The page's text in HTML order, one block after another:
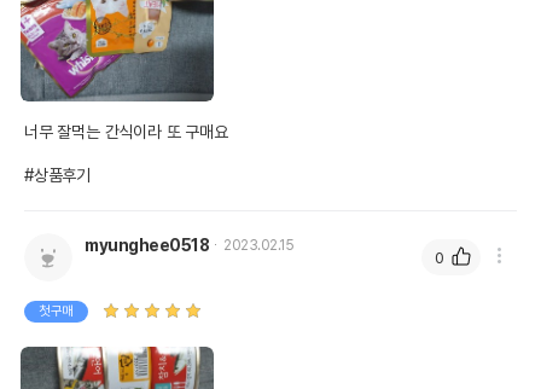
너무 잘먹는 간식이라 또 구매요
#상품후기
myunghee0518 2023.02.15
첫구매
0